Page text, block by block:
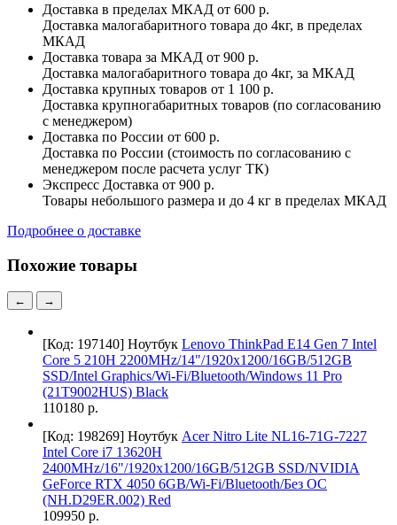
Доставка в пределах МКАД от 600 р.
Доставка малогабаритного товара до 4кг, в пределах
МКАД
Доставка товара за МКАД от 900 р.
Доставка малогабаритного товара до 4кг, за МКАД
Доставка крупных товаров от 1 100 р.
Доставка крупногабаритных товаров (по согласованию
с менеджером)
Доставка по России от 600 р.
Доставка по России (стоимость по согласованию с
менеджером после расчета услуг ТК)
Экспресс Доставка от 900 р.
Товары небольшого размера и до 4 кг в пределах МКАД
Подробнее о доставке
Похожие товары
← →
[Код: 197140] Ноутбук Lenovo ThinkPad E14 Gen 7 Intel
Core 5 210H 2200MHz/14"/1920x1200/16GB/512GB
SSD/Intel Graphics/Wi-Fi/Bluetooth/Windows 11 Pro
(21T9002HUS) Black
110180 р.
[Код: 198269] Ноутбук Acer Nitro Lite NL16-71G-7227
Intel Core i7 13620H
2400MHz/16"/1920x1200/16GB/512GB SSD/NVIDIA
GeForce RTX 4050 6GB/Wi-Fi/Bluetooth/Без ОС
(NH.D29ER.002) Red
109950 р.